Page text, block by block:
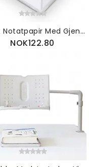
Blankt Notatpapir Med Gjennomsiktig Oppbevaringsboks Helhvit Klistrelapp For Studenter Lærerkontor Hjemmebruk 300 Ark Med 107mm*96mm
NOK122.80